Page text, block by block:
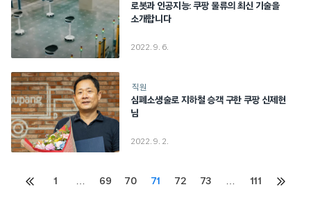
로봇과 인공지능: 쿠팡 물류의 최신 기술을
소개합니다
2022. 9. 6.
직원
심폐소생술로 지하철 승객 구한 쿠팡 신제헌
님
2022. 9. 2.
Posts
이전
1 … 69 70 71 72 73 … 111
다음